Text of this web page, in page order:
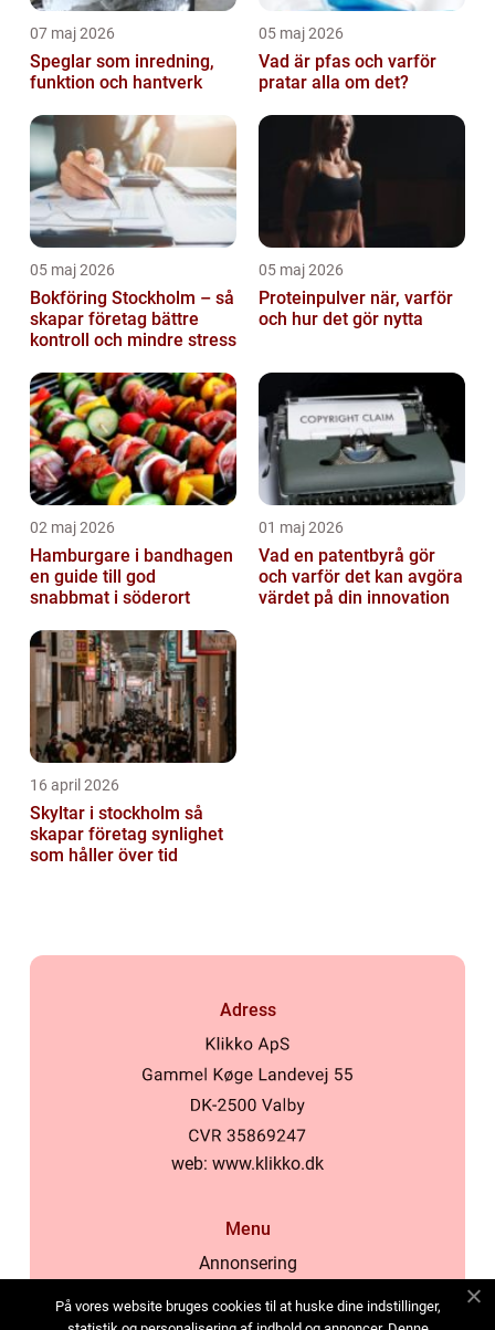
07 maj 2026
Speglar som inredning,
funktion och hantverk
05 maj 2026
Vad är pfas och varför
pratar alla om det?
05 maj 2026
Bokföring Stockholm – så
skapar företag bättre
kontroll och mindre stress
05 maj 2026
Proteinpulver när, varför
och hur det gör nytta
02 maj 2026
Hamburgare i bandhagen
en guide till god
snabbmat i söderort
01 maj 2026
Vad en patentbyrå gör
och varför det kan avgöra
värdet på din innovation
16 april 2026
Skyltar i stockholm så
skapar företag synlighet
som håller över tid
Adress
web: www.klikko.dk
Menu
Annonsering
Cookies
På vores website bruges cookies til at huske dine indstillinger,